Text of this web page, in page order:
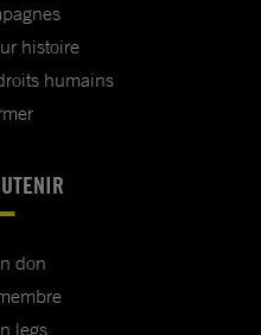
histoire
humains
don
legs